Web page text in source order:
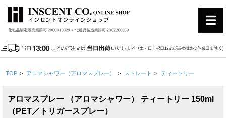
TOP > アロマシャワー（アロマスプレー） > ストレート > ティートリー
アロマスプレー （アロマシャワー） ティートリー 150ml
（PET／トリガースプレー）